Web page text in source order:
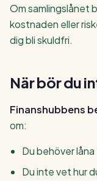
Om samlingslånet
kostnaden eller
dig bli skuldfri.
När bör du
Finanshubbens
om:
Du behöver
Du inte vet hur